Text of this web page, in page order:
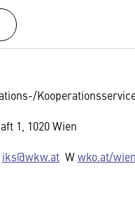
1, 1020 Wien
iks@wkw.at Wwko.at/